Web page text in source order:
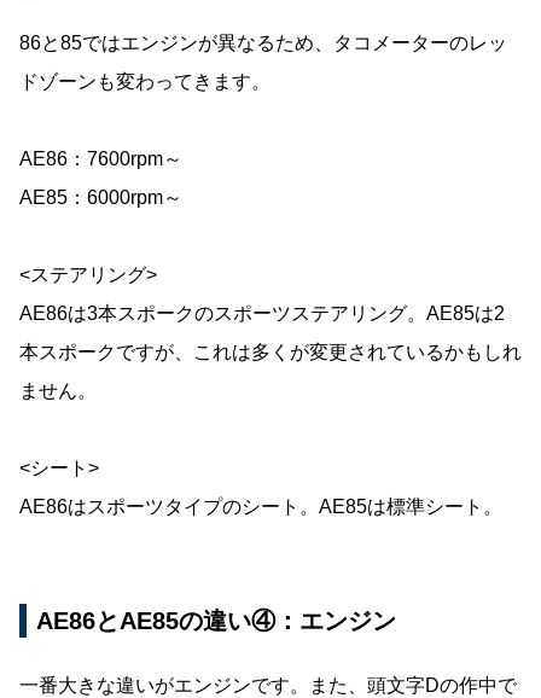
86と85ではエンジンが異なるため、タコメーターのレッ
ドゾーンも変わってきます。
AE86：7600rpm～
AE85：6000rpm～
<ステアリング>
AE86は3本スポークのスポーツステアリング。AE85は2
本スポークですが、これは多くが変更されているかもしれ
ません。
<シート>
AE86はスポーツタイプのシート。AE85は標準シート。
AE86とAE85の違い④：エンジン
一番大きな違いがエンジンです。また、頭文字Dの作中で